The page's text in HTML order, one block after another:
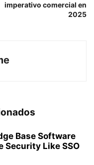
imperativo comercial en
2025
Base Software
Security Like SSO